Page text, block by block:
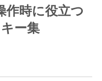
作時に役立つ
ー集